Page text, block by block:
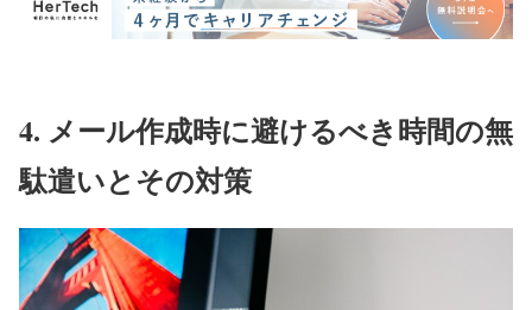
4. メール作成時に避けるべき時間の無
駄遣いとその対策